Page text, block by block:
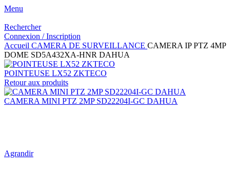
Menu
Rechercher
Connexion / Inscription
Accueil CAMERA DE SURVEILLANCE CAMERA IP PTZ 4MP
DOME SD5A432XA-HNR DAHUA
POINTEUSE LX52 ZKTECO
Retour aux produits
CAMERA MINI PTZ 2MP SD22204I-GC DAHUA
Agrandir